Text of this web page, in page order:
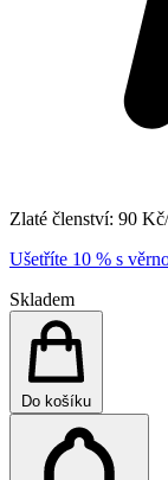
Zlaté členství: 90 Kč
Ušetříte 10 % s
Skladem
Do košíku